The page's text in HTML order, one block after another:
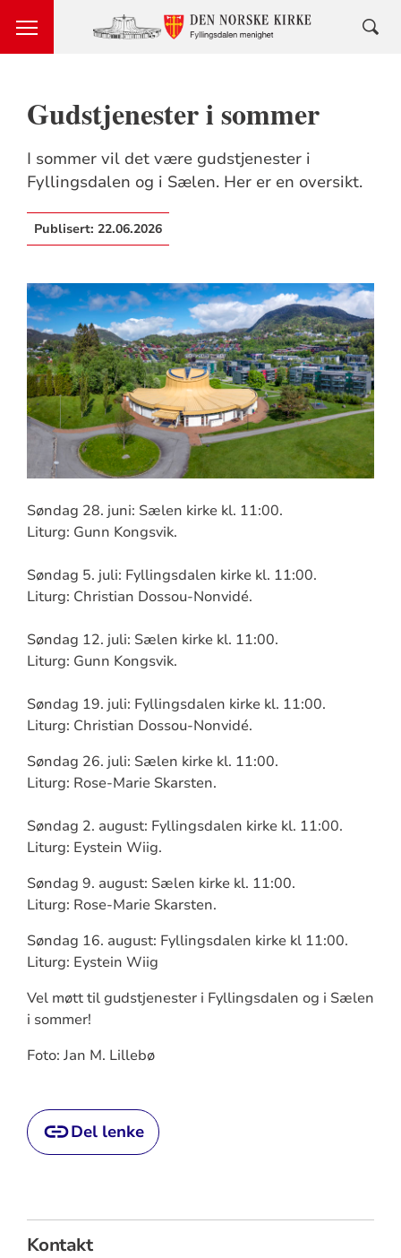
Gudstjenester i sommer
I sommer vil det være gudstjenester i
Fyllingsdalen og i Sælen. Her er en oversikt.
Publisert: 22.06.2026
Søndag 28. juni: Sælen kirke kl. 11:00.
Liturg: Gunn Kongsvik.
Søndag 5. juli: Fyllingsdalen kirke kl. 11:00.
Liturg: Christian Dossou-Nonvidé.
Søndag 12. juli: Sælen kirke kl. 11:00.
Liturg: Gunn Kongsvik.
Søndag 19. juli: Fyllingsdalen kirke kl. 11:00.
Liturg: Christian Dossou-Nonvidé.
Søndag 26. juli: Sælen kirke kl. 11:00.
Liturg: Rose-Marie Skarsten.
Søndag 2. august: Fyllingsdalen kirke kl. 11:00.
Liturg: Eystein Wiig.
Søndag 9. august: Sælen kirke kl. 11:00.
Liturg: Rose-Marie Skarsten.
Søndag 16. august: Fyllingsdalen kirke kl 11:00.
Liturg: Eystein Wiig
Vel møtt til gudstjenester i Fyllingsdalen og i Sælen
i sommer!
Foto: Jan M. Lillebø
Del lenke
Kontakt